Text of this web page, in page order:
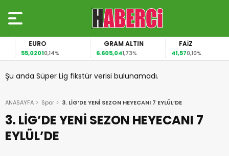
EURO
55,02010,14%
GRAM ALTIN
6.605,041,73%
FAİZ
41,570,10%
Şu anda Süper Lig fikstür verisi bulunamadı.
ANASAYFA Spor 3. LİG’DE YENİ SEZON HEYECANI 7 EYLÜL’DE
3. LİG’DE YENİ SEZON HEYECANI 7
EYLÜL’DE